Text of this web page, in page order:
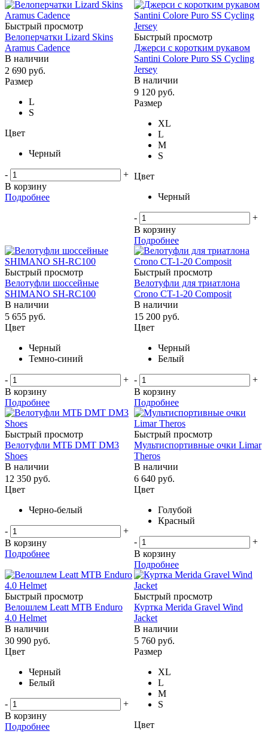
Быстрый просмотр
Велоперчатки Lizard Skins
Aramus Cadence
В наличии
2 690 руб.
Размер
L
S
Цвет
Черный
-
+
В корзину
Подробнее
Быстрый просмотр
Джерси с коротким рукавом
Santini Colore Puro SS Cycling
Jersey
В наличии
9 120 руб.
Размер
XL
L
M
S
Цвет
Черный
-
+
В корзину
Подробнее
Быстрый просмотр
Велотуфли шоссейные
SHIMANO SH-RC100
В наличии
5 655 руб.
Цвет
Черный
Темно-синий
-
+
В корзину
Подробнее
Быстрый просмотр
Велотуфли для триатлона
Crono CT-1-20 Composit
В наличии
15 200 руб.
Цвет
Черный
Белый
-
+
В корзину
Подробнее
Быстрый просмотр
Велотуфли МТБ DMT DM3
Shoes
В наличии
12 350 руб.
Цвет
Черно-белый
-
+
В корзину
Подробнее
Быстрый просмотр
Мультиспортивные очки Limar
Theros
В наличии
6 640 руб.
Цвет
Голубой
Красный
-
+
В корзину
Подробнее
Быстрый просмотр
Велошлем Leatt MTB Enduro
4.0 Helmet
В наличии
30 990 руб.
Цвет
Черный
Белый
-
+
В корзину
Подробнее
Быстрый просмотр
Куртка Merida Gravel Wind
Jacket
В наличии
5 760 руб.
Размер
XL
L
M
S
Цвет